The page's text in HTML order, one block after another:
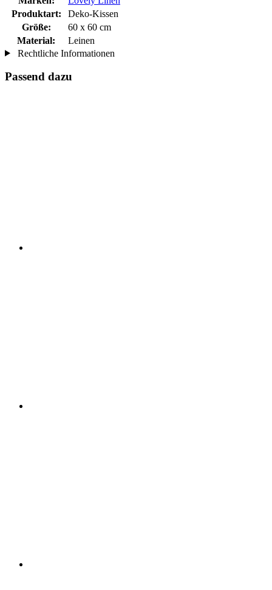
Produktart:
Deko-Kissen
Größe:
60 x 60 cm
Material:
Leinen
Rechtliche Informationen
Passend dazu